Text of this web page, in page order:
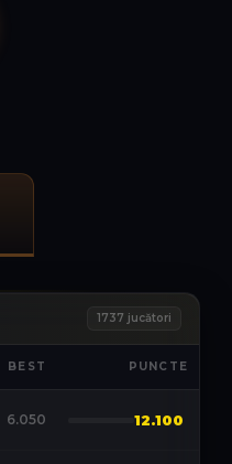
1737 jucători
BEST PUNCTE
6.050 12.100